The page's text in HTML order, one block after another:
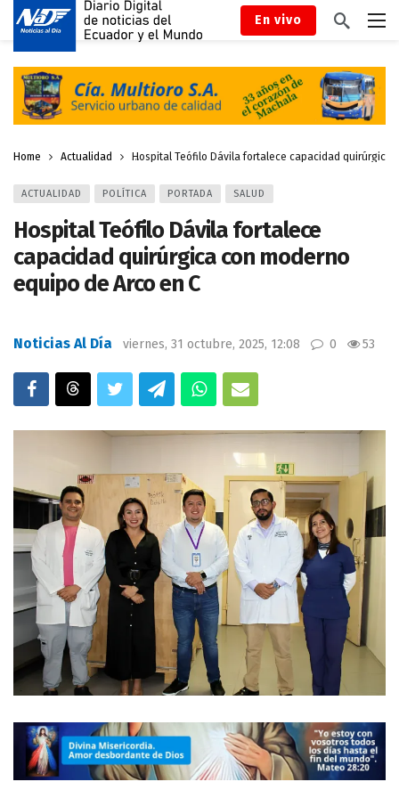
En vivo
Home Actualidad Hospital Teófilo Dávila fortalece capacidad quirúrgica
ACTUALIDAD POLÍTICA PORTADA SALUD
Hospital Teófilo Dávila fortalece
capacidad quirúrgica con moderno
equipo de Arco en C
Noticias Al Día viernes, 31 octubre, 2025, 12:08 0 53